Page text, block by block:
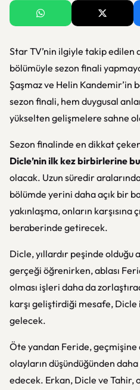
Star TV’nin ilgiyle takip edilen
bölümüyle sezon finali
Şaşmaz ve Helin Kandemir’in
sezon finali, hem duygusal
yükselten gelişmelere sahne
Sezon finalinde en dikkat
Dicle’nin ilk kez birbirlerine
olacak. Uzun süredir
bölümde yerini daha açık bir
yakınlaşma, onların
beraberinde getirecek.
Dicle, yıllardır peşinde
gerçeği öğrenirken, ablası
olması işleri daha da
karşı geliştirdiği mesafe,
gelecek.
Öte yandan Feride,
olayların düşündüğünden
edecek. Erkan, Dicle ve Tahir,